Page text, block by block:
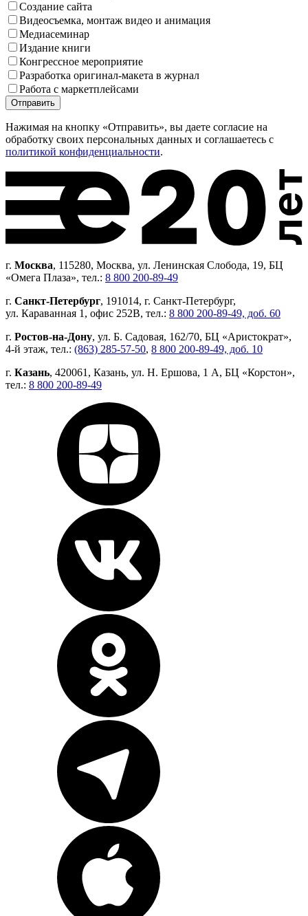
Создание сайта
Видеосъемка, монтаж видео и анимация
Медиа­семинар
Издание книги
Конгрессное мероприятие
Разработка оригинал-макета в журнал
Работа с маркетплейсами
Нажимая на кнопку «Отправить», вы даете согласие на
обработку своих персональных данных и соглашаетесь с
политикой конфиденциальности.
г. Москва, 115280, Москва, ул. Ленинская Слобода, 19, БЦ
«Омега Плаза», тел.: 8 800 200-89-49
г. Санкт-Петербург, 191014, г. Санкт-Петербург,
ул. Караванная 1, офис 252В, тел.: 8 800 200-89-49, доб. 60
г. Ростов-на-Дону, ул. Б. Садовая, 162/70, БЦ «Аристократ»,
4-й этаж, тел.: (863) 285-57-50, 8 800 200-89-49, доб. 10
г. Казань, 420061, Казань, ул. Н. Ершова, 1 А, БЦ «Корстон»,
тел.: 8 800 200-89-49